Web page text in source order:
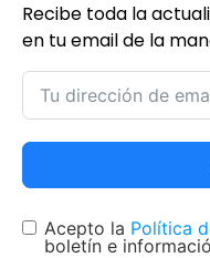
Recibe toda la
en tu email de la
Acepto la Política
boletín e